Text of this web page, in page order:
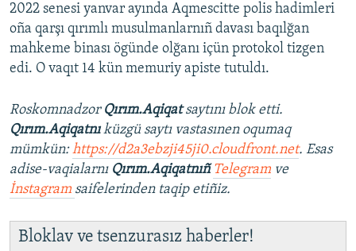
2022 senesi yanvar ayında Aqmescitte polis hadimleri
oña qarşı qırımlı musulmanlarnıñ davası baqılğan
mahkeme binası ögünde olğanı içün protokol tizgen
edi. O vaqıt 14 kün memuriy apiste tutuldı.
Roskomnadzor Qırım.Aqiqatsaytını blok etti.
Qırım.Aqiqatnıküzgü saytı vastasınen oqumaq
mümkün:https://d2a3ebzji45ji0.cloudfront.net. Esas
adise-vaqialarnı Qırım.Aqiqatnıñ Telegram ve
İnstagram saifelerinden taqip etiñiz.
Bloklav ve tsenzurasız haberler!